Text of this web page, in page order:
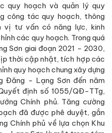
quy hoạch và quản lý quy
công tác quy hoạch, thông
vị tư vấn có năng lực, kinh
các quy hoạch. Trong quá
Sơn giai đoạn 2021 - 2030,
thời cập nhật, tích hợp các
quy hoạch chung xây dựng
Đăng - Lạng Sơn đến năm
định số 1055/QĐ-TTg,
Chính phủ. Tăng cường
đã được phê duyệt, gắn
Chính phủ về lựa chọn Khu